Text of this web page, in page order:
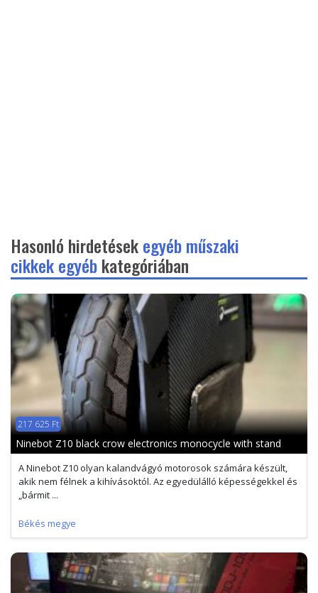
Hasonló hirdetésekegyéb műszaki
cikkek egyébkategóriában
217 625 Ft
Ninebot Z10 black crow electronics monocycle with stand
A Ninebot Z10 olyan kalandvágyó motorosok számára készült,
akik nem félnek a kihívásoktól. Az egyedülálló képességekkel és
„bármit ...
Békés megye